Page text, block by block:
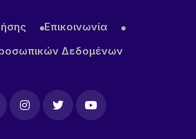
Επικοινωνία
Δεδομένων